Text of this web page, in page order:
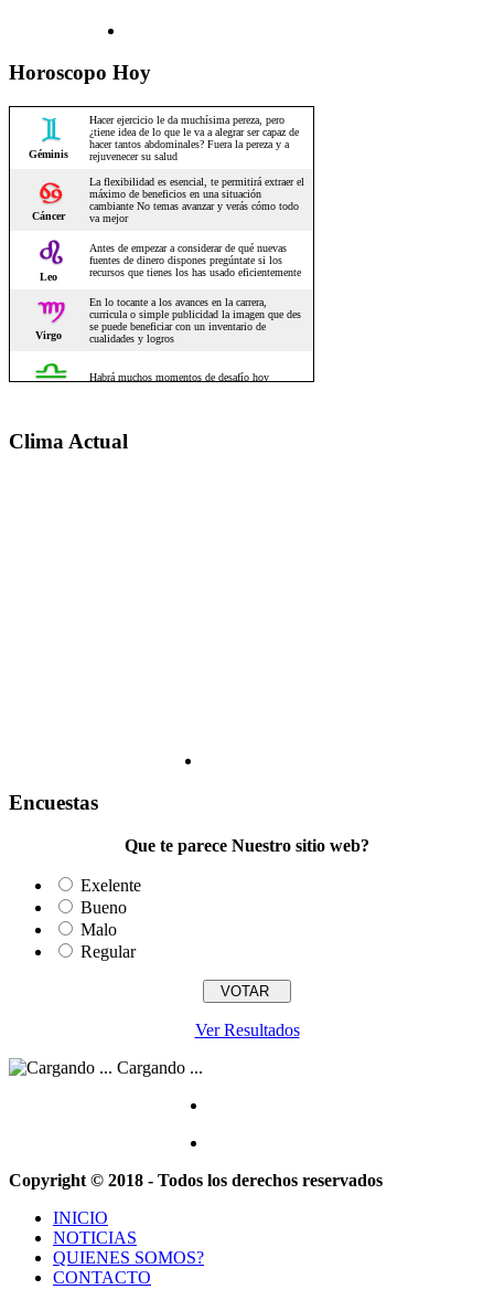
Horoscopo Hoy
Clima Actual
Encuestas
Que te parece Nuestro sitio web?
Exelente
Bueno
Malo
Regular
Ver Resultados
Cargando ...
Copyright © 2018 - Todos los derechos reservados
INICIO
NOTICIAS
QUIENES SOMOS?
CONTACTO